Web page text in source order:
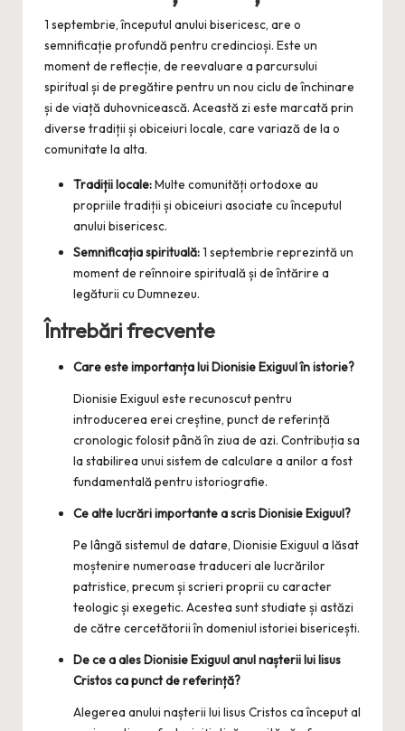
1 septembrie, începutul anului bisericesc, are o
semnificație profundă pentru credincioși. Este un
moment de reflecție, de reevaluare a parcursului
spiritual și de pregătire pentru un nou ciclu de închinare
și de viață duhovnicească. Această zi este marcată prin
diverse tradiții și obiceiuri locale, care variază de la o
comunitate la alta.
Tradiții locale:Multe comunități ortodoxe au
propriile tradiții și obiceiuri asociate cu începutul
anului bisericesc.
Semnificația spirituală:1 septembrie reprezintă un
moment de reînnoire spirituală și de întărire a
legăturii cu Dumnezeu.
Întrebări frecvente
Care este importanța lui Dionisie Exiguul în istorie?
Dionisie Exiguul este recunoscut pentru
introducerea erei creștine, punct de referință
cronologic folosit până în ziua de azi. Contribuția sa
la stabilirea unui sistem de calculare a anilor a fost
fundamentală pentru istoriografie.
Ce alte lucrări importante a scris Dionisie Exiguul?
Pe lângă sistemul de datare, Dionisie Exiguul a lăsat
moștenire numeroase traduceri ale lucrărilor
patristice, precum și scrieri proprii cu caracter
teologic și exegetic. Acestea sunt studiate și astăzi
de către cercetătorii în domeniul istoriei bisericești.
De ce a ales Dionisie Exiguul anul nașterii lui Iisus
Cristos ca punct de referință?
Alegerea anului nașterii lui Iisus Cristos ca început al